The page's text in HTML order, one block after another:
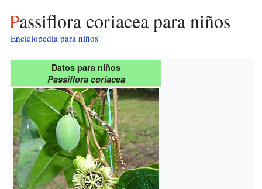
Passiflora coriacea para niños
Enciclopedia para niños
Datos para niños
Passiflora coriacea